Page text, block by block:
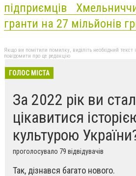
підприємців
гранти на 27 мільйонів
Якщо ви помітили помилку, виділіть необхідний текст
повідомити про це редакцію
ГОЛОС МІСТА
За 2022 рік ви
цікавитися
культурою
проголосувало 79 відвідувачів
Так, дізнався багато нового.